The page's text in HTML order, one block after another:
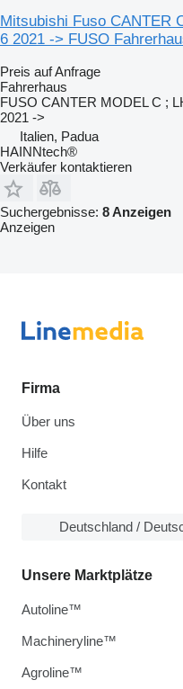
Mitsubishi Fuso CANTER
6 2021 -> FUSO
Preis auf Anfrage
Fahrerhaus
FUSO CANTER MODEL C ;
2021 ->
Italien, Padua
HAINNtech®
Verkäufer kontaktieren
Suchergebnisse: 8 Anzeigen
Anzeigen
Firma
Über uns
Hilfe
Kontakt
Deutschland /
Unsere Marktplätze
Autoline™
Machineryline™
Agroline™